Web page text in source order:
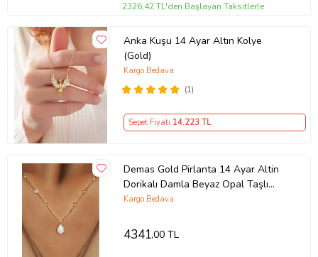
2326,42 TL'den Başlayan Taksitlerle
Anka Kuşu 14 Ayar Altın Kolye
(Gold)
(1)
Kargo Bedava
Sepet Fiyatı 14.223TL
Demas Gold Pirlanta 14 Ayar Altin
Dorikalı Damla Beyaz Opal Taşlı
Kolye
Kargo Bedava
4341,00 TL